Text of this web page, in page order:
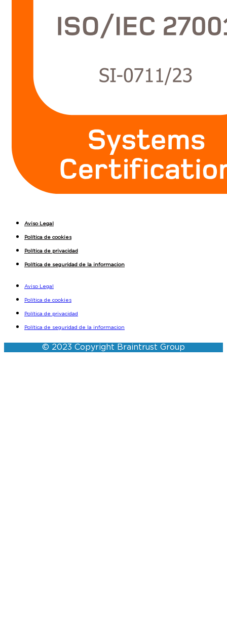
Aviso Legal
Política de cookies
Política de privacidad
Política de seguridad de la informacion
Aviso Legal
Política de cookies
Política de privacidad
Política de seguridad de la informacion
© 2023 Copyright Braintrust Group